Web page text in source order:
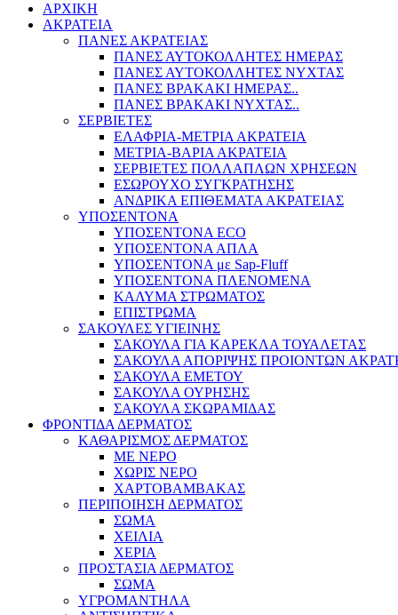
ΑΡΧΙΚΗ
ΑΚΡΑΤΕΙΑ
ΠΑΝΕΣ ΑΚΡΑΤΕΙΑΣ
ΠΑΝΕΣ ΑΥΤΟΚΟΛΛΗΤΕΣ ΗΜΕΡΑΣ
ΠΑΝΕΣ ΑΥΤΟΚΟΛΛΗΤΕΣ ΝΥΧΤΑΣ
ΠΑΝΕΣ ΒΡΑΚΑΚΙ ΗΜΕΡΑΣ..
ΠΑΝΕΣ ΒΡΑΚΑΚΙ ΝΥΧΤΑΣ..
ΣΕΡΒΙΕΤΕΣ
ΕΛΑΦΡΙΑ-ΜΕΤΡΙΑ ΑΚΡΑΤΕΙΑ
ΜΕΤΡΙΑ-ΒΑΡΙΑ ΑΚΡΑΤΕΙΑ
ΣΕΡΒΙΕΤΕΣ ΠΟΛΛΑΠΛΩΝ ΧΡΗΣΕΩΝ
ΕΣΩΡΟΥΧΟ ΣΥΓΚΡΑΤΗΣΗΣ
ΑΝΔΡΙΚΑ ΕΠΙΘΕΜΑΤΑ ΑΚΡΑΤΕΙΑΣ
ΥΠΟΣΕΝΤΟΝΑ
ΥΠΟΣΕΝΤΟΝΑ ECO
ΥΠΟΣΕΝΤΟΝΑ ΑΠΛΑ
ΥΠΟΣΕΝΤΟΝΑ με Sap-Fluff
ΥΠΟΣΕΝΤΟΝΑ ΠΛΕΝΟΜΕΝΑ
ΚΑΛΥΜΑ ΣΤΡΩΜΑΤΟΣ
ΕΠΙΣΤΡΩΜΑ
ΣΑΚΟΥΛΕΣ ΥΓΙΕΙΝΗΣ
ΣΑΚΟΥΛΑ ΓΙΑ ΚΑΡΕΚΛΑ ΤΟΥΑΛΕΤΑΣ
ΣΑΚΟΥΛΑ ΑΠΟΡΙΨΗΣ ΠΡΟΙΟΝΤΩΝ
ΣΑΚΟΥΛΑ ΕΜΕΤΟΥ
ΣΑΚΟΥΛΑ ΟΥΡΗΣΗΣ
ΣΑΚΟΥΛΑ ΣΚΩΡΑΜΙΔΑΣ
ΦΡΟΝΤΙΔΑ ΔΕΡΜΑΤΟΣ
ΚΑΘΑΡΙΣΜΟΣ ΔΕΡΜΑΤΟΣ
ΜΕ ΝΕΡΟ
ΧΩΡΙΣ ΝΕΡΟ
ΧΑΡΤΟΒΑΜΒΑΚΑΣ
ΠΕΡΙΠΟΙΗΣΗ ΔΕΡΜΑΤΟΣ
ΣΩΜΑ
ΧΕΙΛΙΑ
ΧΕΡΙΑ
ΠΡΟΣΤΑΣΙΑ ΔΕΡΜΑΤΟΣ
ΣΩΜΑ
ΥΓΡΟΜΑΝΤΗΛΑ